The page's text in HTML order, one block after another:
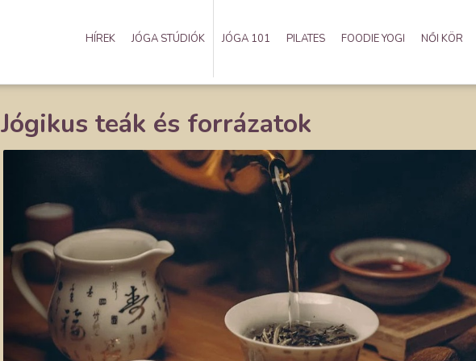
HÍREK JÓGA STÚDIÓK JÓGA 101 PILATES FOODIE YOGI NŐI KÖR
Jógikus teák és forrázatok